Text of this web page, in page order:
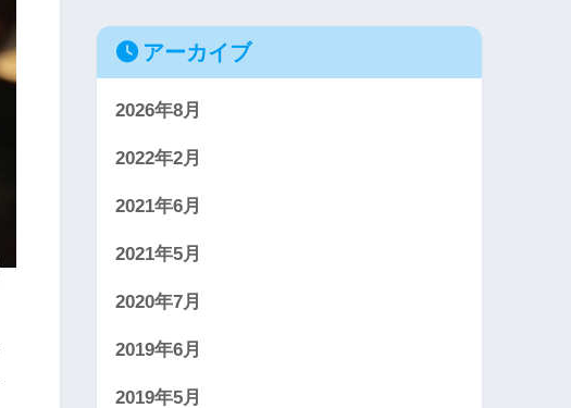
アーカイブ
2026年8月
2022年2月
2021年6月
2021年5月
2020年7月
2019年6月
2019年5月